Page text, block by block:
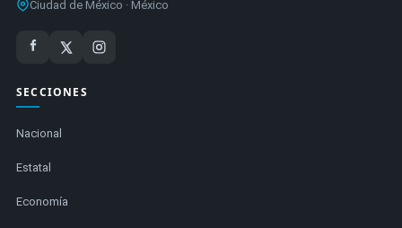
Ciudad de México · México
SECCIONES
Nacional
Estatal
Economía